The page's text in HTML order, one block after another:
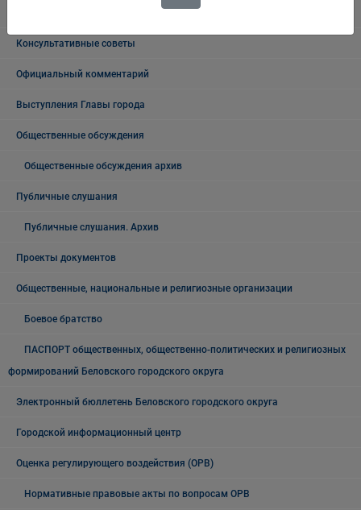
Консультативные советы
Официальный комментарий
Выступления Главы города
Общественные обсуждения
Общественные обсуждения архив
Публичные слушания
Публичные слушания. Архив
Проекты документов
Общественные, национальные и религиозные организации
Боевое братство
ПАСПОРТ общественных, общественно-политических и религиозных
формирований Беловского городского округа
Электронный бюллетень Беловского городского округа
Городской информационный центр
Оценка регулирующего воздействия (ОРВ)
Нормативные правовые акты по вопросам ОРВ